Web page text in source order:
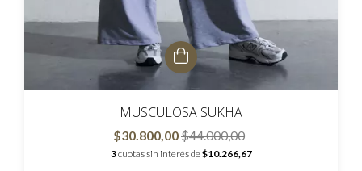
MUSCULOSA SUKHA
$30.800,00$44.000,00
3cuotas sin interés de$10.266,67